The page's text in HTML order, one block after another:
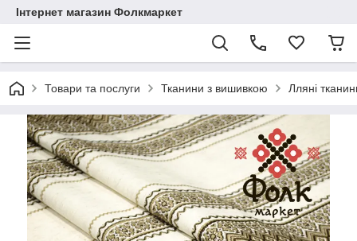
Інтернет магазин Фолкмаркет
Товари та послуги Тканини з вишивкою Лляні